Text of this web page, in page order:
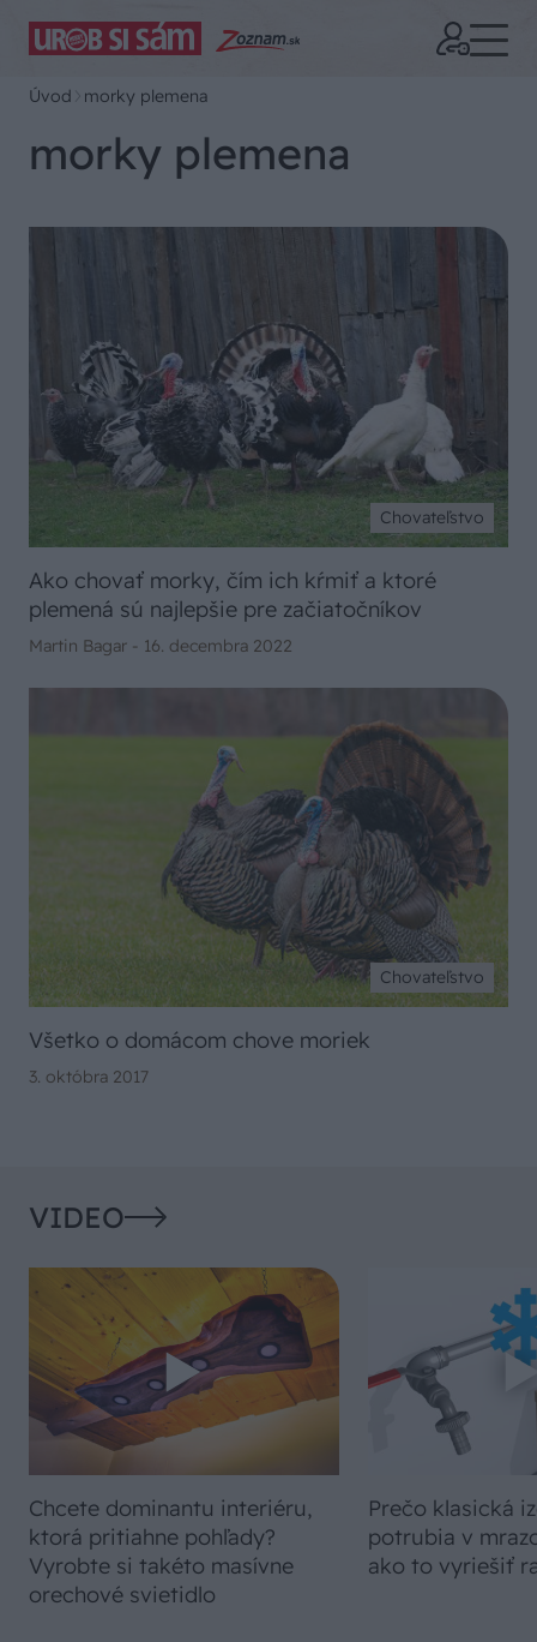
Úvod morky plemena
morky plemena
Chovateľstvo
Ako chovať morky, čím ich kŕmiť a ktoré
plemená sú najlepšie pre začiatočníkov
Martin Bagar - 16. decembra 2022
Chovateľstvo
Všetko o domácom chove moriek
3. októbra 2017
VIDEO
Chcete dominantu interiéru,
ktorá pritiahne pohľady?
Vyrobte si takéto masívne
orechové svietidlo
Prečo klasická
potrubia v
ako to vyriešiť